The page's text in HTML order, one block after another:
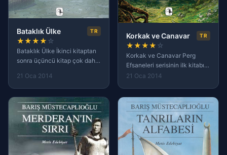
Bataklık Ülke TR
★★★★ ☆
Bataklık Ülke İkinci kitaptan
sonra üçüncü kitap çok daha
Üçüncü kitapta
kahramanlarımız kaldıkları
yerden devam ediyorlar ve bu
21 Oca 2014
Korkak ve Canavar TR
★★★★ ☆
Korkak ve Canavar Perg
Efsaneleri serisinin ilk kitabı
olan Korkak ve Canavar ,
fantastik kurgu edebiyatı ile
21 Oca 2014